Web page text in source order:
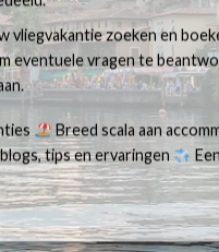
vliegvakantie zoeken en
eventuele vragen te
Breed scala aan
tips en ervaringen